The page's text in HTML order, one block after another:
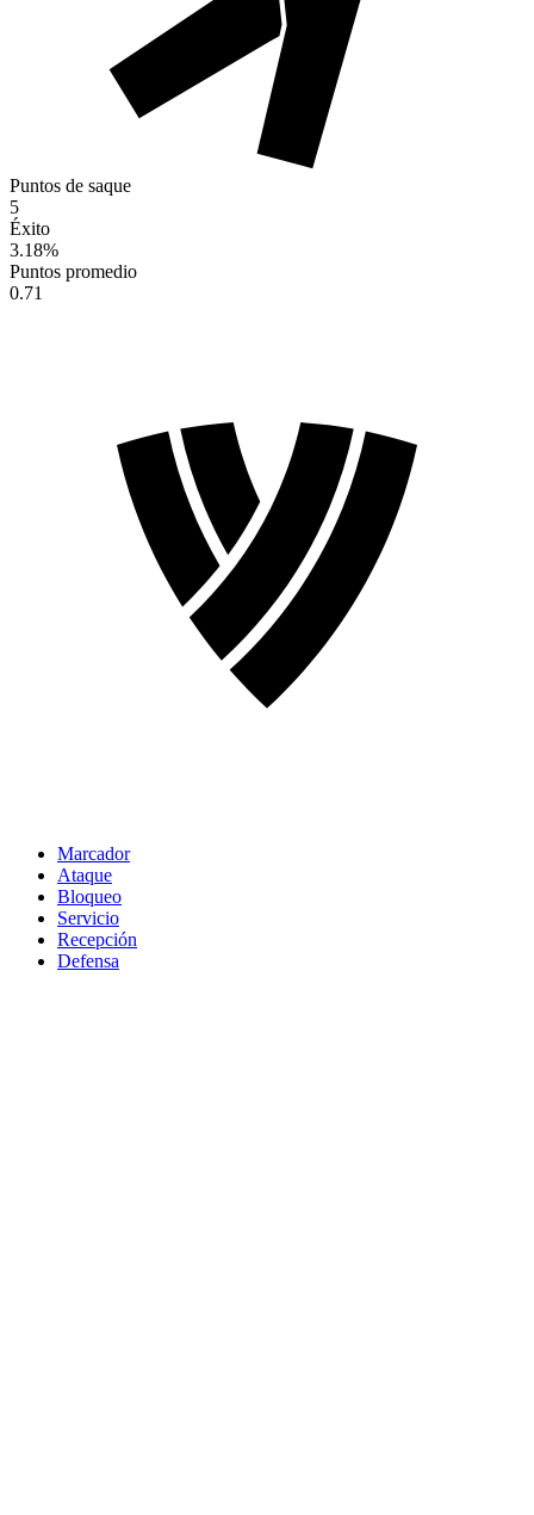
Puntos de saque
5
Éxito
3.18%
Puntos promedio
0.71
Marcador
Ataque
Bloqueo
Servicio
Recepción
Defensa